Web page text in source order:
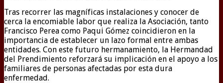
Tras recorrer las magníficas instalaciones y conocer de
cerca la encomiable labor que realiza la Asociación, tanto
Francisco Perea como Paqui Gómez coincidieron en la
importancia de establecer un lazo formal entre ambas
entidades. Con este futuro hermanamiento, la Hermandad
del Prendimiento reforzará su implicación en el apoyo a los
familiares de personas afectadas por esta dura
enfermedad.